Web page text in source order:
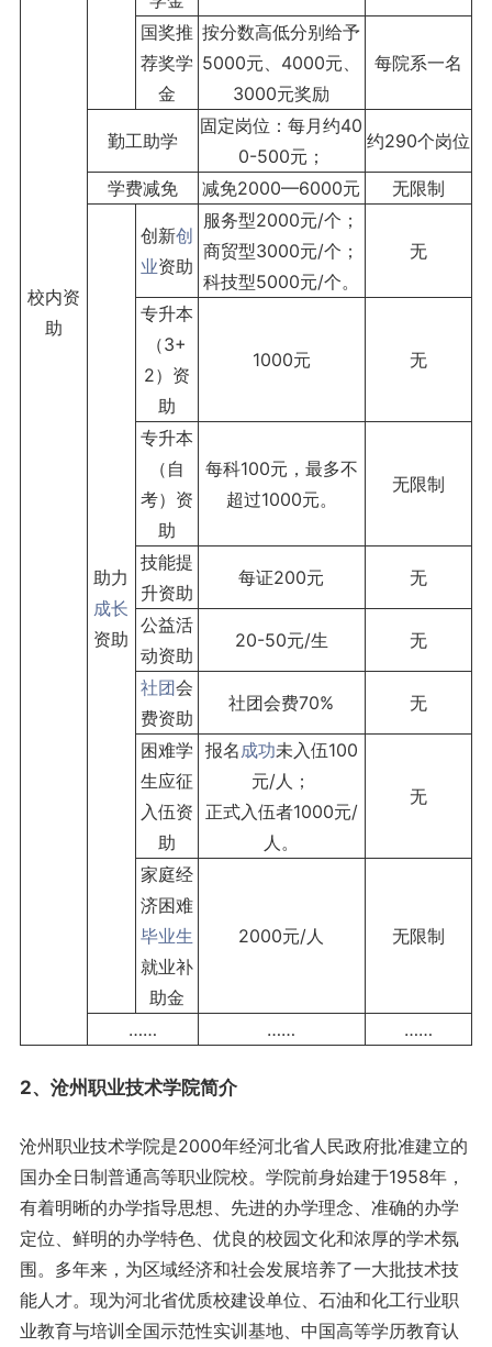
校内资
助
国奖推
荐奖学
金
按分数高低分别给予
5000元、4000元、
3000元奖励
每院系一名
勤工助学
固定岗位：每月约40
0-500元；
约290个岗位
学费减免 减免2000—6000元 无限制
助力
成长
资助
创新创
业资助
服务型2000元/个；
商贸型3000元/个；
科技型5000元/个。
无
专升本
（3+
2）资
助
1000元 无
专升本
（自
考）资
助
每科100元，最多不
超过1000元。
无限制
技能提
升资助
每证200元 无
公益活
动资助
20-50元/生 无
社团会
费资助
社团会费70% 无
困难学
生应征
入伍资
助
报名成功未入伍100
元/人；
正式入伍者1000元/
人。
无
家庭经
济困难
毕业生
就业补
助金
2000元/人 无限制
…… …… ……
2、沧州职业技术学院简介
沧州职业技术学院是2000年经河北省人民政府批准建立的
国办全日制普通高等职业院校。学院前身始建于1958年，
有着明晰的办学指导思想、先进的办学理念、准确的办学
定位、鲜明的办学特色、优良的校园文化和浓厚的学术氛
围。多年来，为区域经济和社会发展培养了一大批技术技
能人才。现为河北省优质校建设单位、石油和化工行业职
业教育与培训全国示范性实训基地、中国高等学历教育认